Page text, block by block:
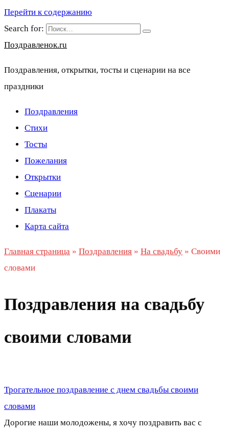
Перейти к содержанию
Search for:
Поздравленок.ru
Поздравления, открытки, тосты и сценарии на все
праздники
Поздравления
Стихи
Тосты
Пожелания
Открытки
Сценарии
Плакаты
Карта сайта
Главная страница » Поздравления » На свадьбу » Своими
словами
Поздравления на свадьбу
своими словами
Трогательное поздравление с днем свадьбы своими
словами
Дорогие наши молодожены, я хочу поздравить вас с